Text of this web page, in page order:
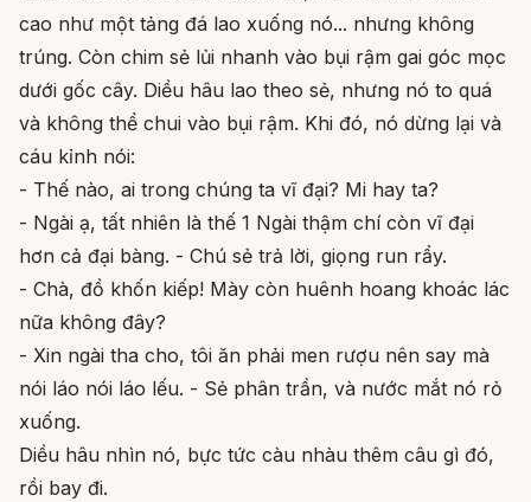
cao như một tảng đá lao xuống nó... nhưng không
trúng. Còn chim sẻ lủi nhanh vào bụi rậm gai góc mọc
dưới gốc cây. Diều hâu lao theo sẻ, nhưng nó to quá
và không thể chui vào bụi rậm. Khi đó, nó dừng lại và
cáu kỉnh nói:
- Thế nào, ai trong chúng ta vĩ đại? Mi hay ta?
- Ngài ạ, tất nhiên là thế 1 Ngài thậm chí còn vĩ đại
hơn cả đại bàng. - Chú sẻ trả lời, giọng run rẩy.
- Chà, đồ khốn kiếp! Mày còn huênh hoang khoác lác
nữa không đây?
- Xin ngài tha cho, tôi ăn phải men rượu nên say mà
nói láo nói láo lếu. - Sẻ phân trần, và nước mắt nó rỏ
xuống.
Diều hâu nhìn nó, bực tức càu nhàu thêm câu gì đó,
rồi bay đi.